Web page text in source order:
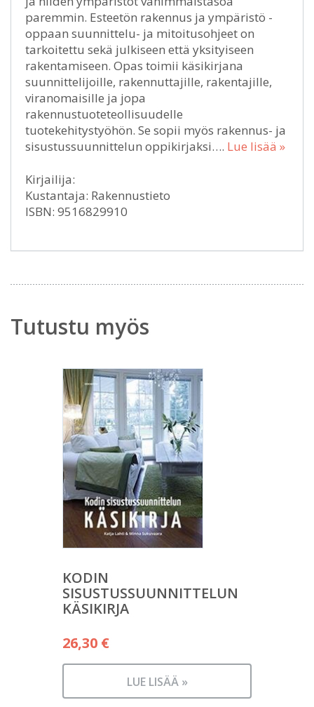
paremmin. Esteetön rakennus ja ympäristö -
oppaan suunnittelu- ja mitoitusohjeet on
tarkoitettu sekä julkiseen että yksityiseen
rakentamiseen. Opas toimii käsikirjana
suunnittelijoille, rakennuttajille, rakentajille,
viranomaisille ja jopa
rakennustuoteteollisuudelle
tuotekehitystyöhön. Se sopii myös rakennus- ja
sisustussuunnittelun oppikirjaksi…. Lue lisää »
Kirjailija:
Kustantaja: Rakennustieto
ISBN: 9516829910
Tutustu myös
KODIN
SISUSTUSSUUNNITTELUN
KÄSIKIRJA
26,30 €
LUE LISÄÄ »